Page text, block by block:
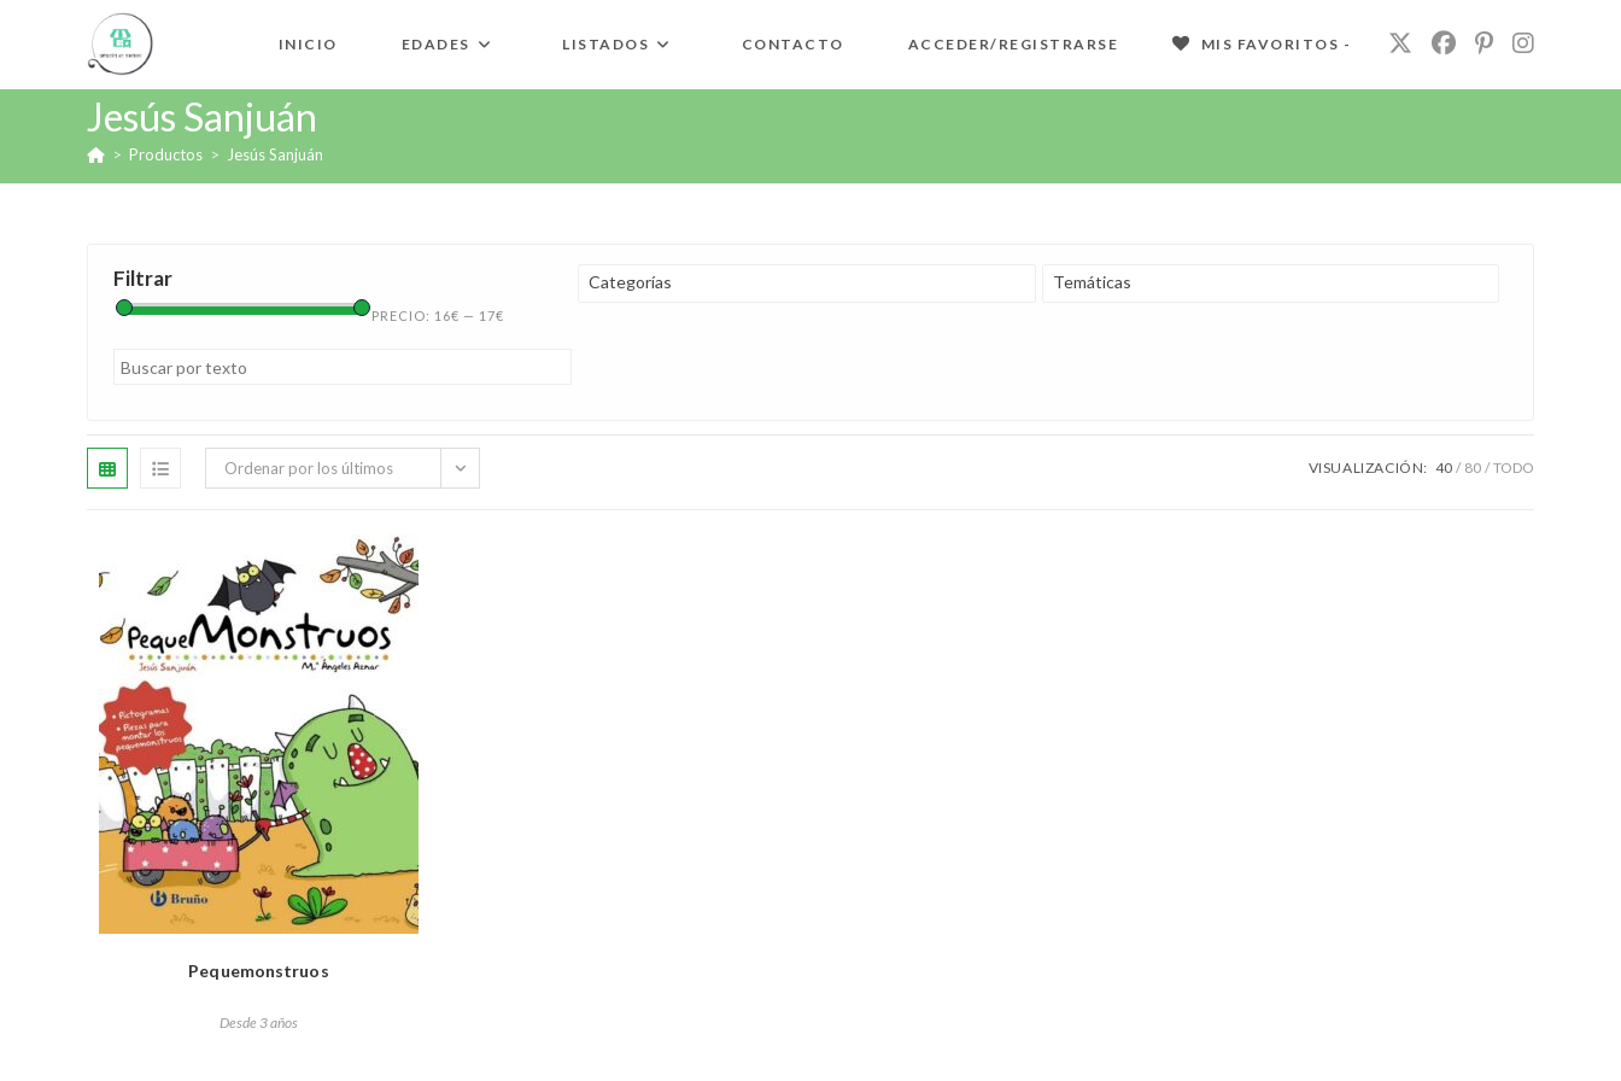
INICIO EDADES LISTADOS CONTACTO ACCEDER/REGISTRARSE MIS FAVORITOS -
Jesús Sanjuán
> Productos > Jesús Sanjuán
Filtrar
PRECIO: 16€ — 17€
Categorías Temáticas
Ordenar por los últimos VISUALIZACIÓN: 40 80 TODO
Pequemonstruos
Desde 3 años